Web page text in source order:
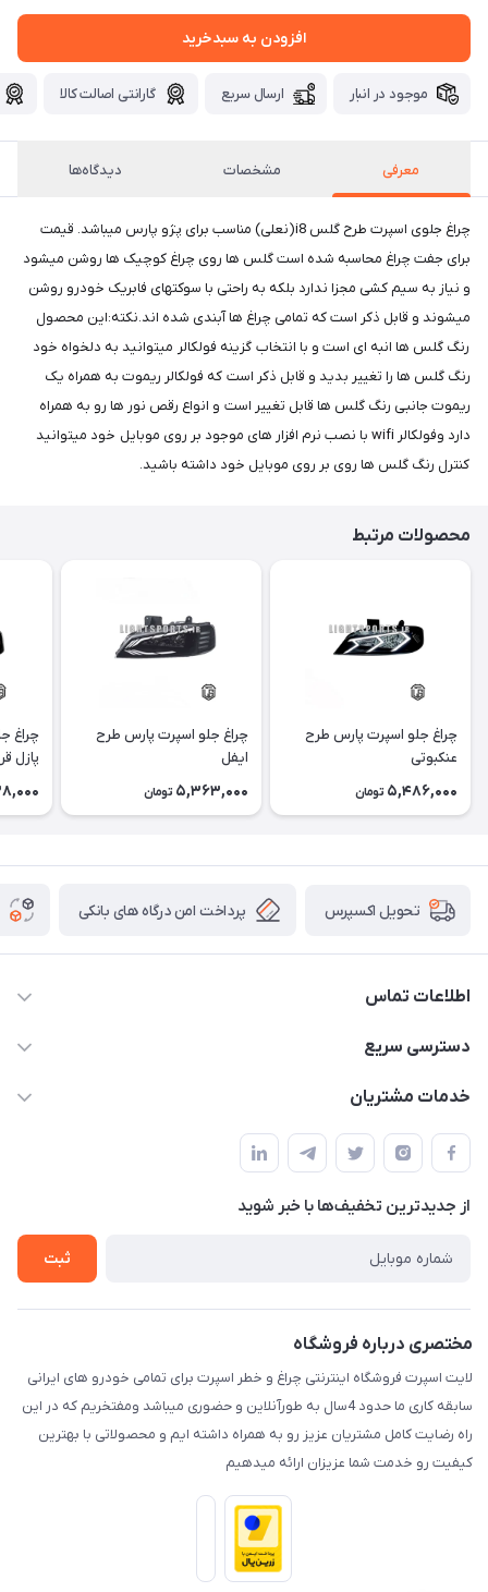
افزودن به سبدخرید
موجود در انبار ارسال سریع گارانتی اصالت کالا
معرفی مشخصات دیدگاه‌ها
چراغ جلوی اسپرت طرح گلس i8(نعلی) مناسب برای پژو پارس میباشد. قیمت
برای جفت چراغ محاسبه شده است گلس ها روی چراغ کوچیک ها روشن میشود
و نیاز به سیم کشی مجزا ندارد بلکه به راحتی با سوکتهای فابریک خودرو روشن
میشوند و قابل ذکر است که تمامی چراغ ها آبندی شده اند.نکته:این محصول
رنگ گلس ها انبه ای است و با انتخاب گزینه فولکالر میتوانید به دلخواه خود
رنگ گلس ها را تغییر بدید و قابل ذکر است که فولکالر ریموت به همراه یک
ریموت جانبی رنگ گلس ها قابل تغییر است و انواع رقص نور ها رو به همراه
دارد وفولکالر wifi با نصب نرم افزار های موجود بر روی موبایل خود میتوانید
کنترل رنگ گلس ها روی بر روی موبایل خود داشته باشید.
محصولات مرتبط
چراغ جلو اسپرت پارس طرح
عنکبوتی
5,486,000 تومان
چراغ جلو اسپرت پارس طرح
ایفل
5,363,000 تومان
چراغ
پازل
تحویل اکسپرس پرداخت امن درگاه های بانکی
اطلاعات تماس
09012926386
دسترسی سریع
حساب کاربری
لیست محصولات
درباره ما
خدمات مشتریان
قوانین و مقررات
حریم خصوصی
راهنما
از جدید‌ترین تخفیف‌ها با‌ خبر شوید
ثبت
مختصری درباره فروشگاه
لایت اسپرت فروشگاه اینترنتی چراغ و خطر اسپرت برای تمامی خودرو های ایرانی
سابقه کاری ما حدود 4سال به طورآنلاین و حضوری میباشد ومفتخریم که در این
راه رضایت کامل مشتریان عزیز رو به همراه داشته ایم و محصولاتی با بهترین
کیفیت رو خدمت شما عزیزان ارائه میدهیم